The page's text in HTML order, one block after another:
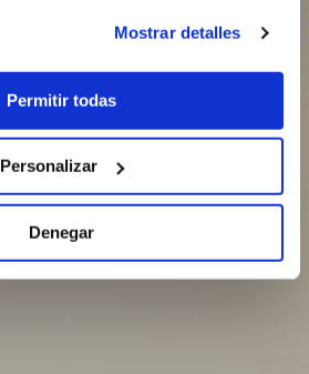
Mostrar detalles
Permitir todas
Personalizar
Denegar